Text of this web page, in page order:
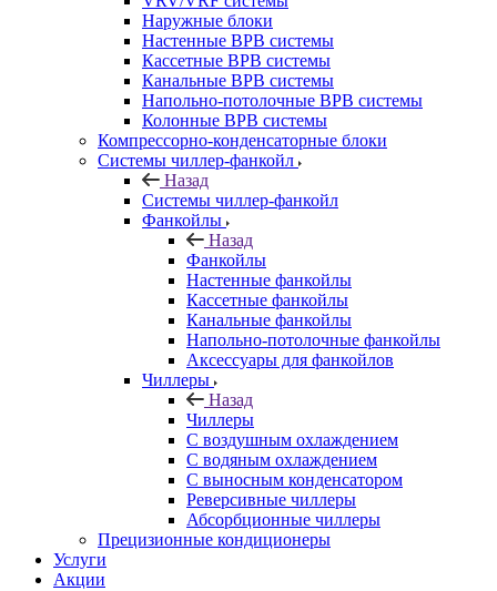
Наружные блоки
Настенные ВРВ системы
Кассетные ВРВ системы
Канальные ВРВ системы
Напольно-потолочные ВРВ системы
Колонные ВРВ системы
Компрессорно-конденсаторные блоки
Системы чиллер-фанкойл
Назад
Системы чиллер-фанкойл
Фанкойлы
Назад
Фанкойлы
Настенные фанкойлы
Кассетные фанкойлы
Канальные фанкойлы
Напольно-потолочные фанкойлы
Аксессуары для фанкойлов
Чиллеры
Назад
Чиллеры
С воздушным охлаждением
С водяным охлаждением
С выносным конденсатором
Реверсивные чиллеры
Абсорбционные чиллеры
Прецизионные кондиционеры
Услуги
Акции